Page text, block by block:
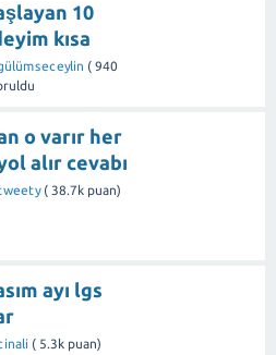
10
kısa
( 940
o varır her
alır cevabı
( 38.7k puan)
ayı lgs
( 5.3k puan)